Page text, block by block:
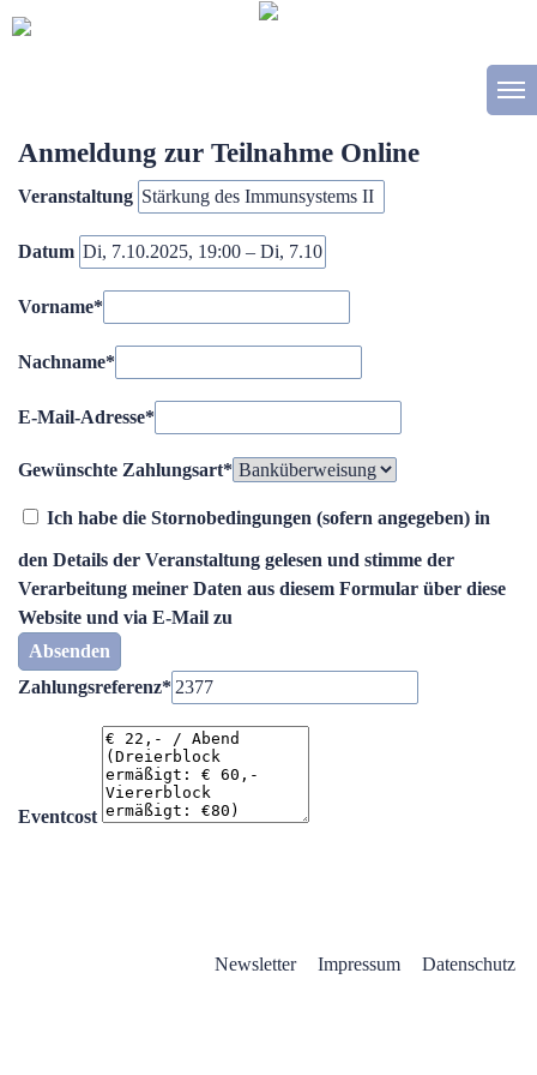
Anmeldung zur Teilnahme Online
Veranstaltung
Datum
Vorname*
Nachname*
E-Mail-Adresse*
Gewünschte Zahlungsart*
den Details der Veranstaltung gelesen und stimme der
Verarbeitung meiner Daten aus diesem Formular über diese
Website und via E-Mail zu
Zahlungsreferenz*
Eventcost
Newsletter Impressum Datenschutz